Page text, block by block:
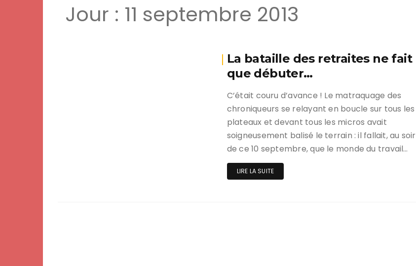
Jour : 11 septembre 2013
La bataille des retraites ne fait
que débuter…
C’était couru d’avance ! Le matraquage des
chroniqueurs se relayant en boucle sur tous les
plateaux et devant tous les micros avait
soigneusement balisé le terrain : il fallait, au soir
de ce 10 septembre, que le monde du travail…
LIRE LA SUITE